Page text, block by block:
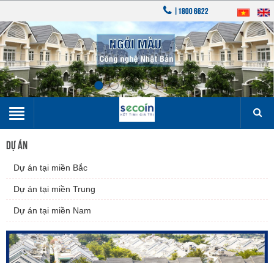
|1800 6622
▼
DỰ ÁN
Dự án tại miền Bắc
Dự án tại miền Trung
Dự án tại miền Nam